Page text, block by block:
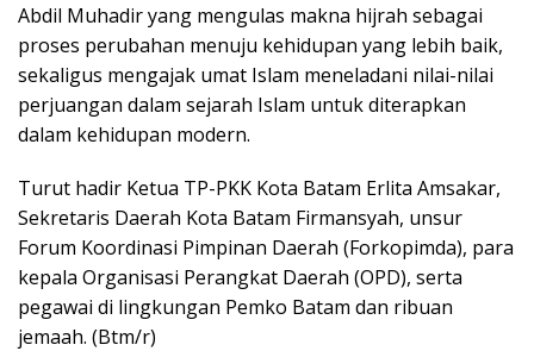
Abdil Muhadir yang mengulas makna hijrah sebagai
proses perubahan menuju kehidupan yang lebih baik,
sekaligus mengajak umat Islam meneladani nilai-nilai
perjuangan dalam sejarah Islam untuk diterapkan
dalam kehidupan modern.
Turut hadir Ketua TP-PKK Kota Batam Erlita Amsakar,
Sekretaris Daerah Kota Batam Firmansyah, unsur
Forum Koordinasi Pimpinan Daerah (Forkopimda), para
kepala Organisasi Perangkat Daerah (OPD), serta
pegawai di lingkungan Pemko Batam dan ribuan
jemaah. (Btm/r)